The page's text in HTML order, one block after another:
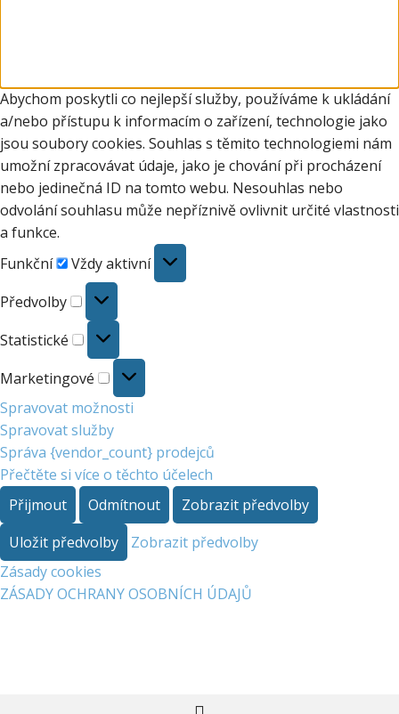
Abychom poskytli co nejlepší služby, používáme k ukládání
a/nebo přístupu k informacím o zařízení, technologie jako
jsou soubory cookies. Souhlas s těmito technologiemi nám
umožní zpracovávat údaje, jako je chování při procházení
nebo jedinečná ID na tomto webu. Nesouhlas nebo
odvolání souhlasu může nepříznivě ovlivnit určité vlastnosti
a funkce.
Funkční
Funkční
Vždy aktivní
Předvolby
Předvolby
Statistické Statistické
Marketingové
Marketingové
Spravovat možnosti
Spravovat služby
Správa {vendor_count} prodejců
Přečtěte si více o těchto účelech
Přijmout
Odmítnout
Zobrazit předvolby
Uložit předvolby
Zobrazit předvolby
Zásady cookies
ZÁSADY OCHRANY OSOBNÍCH ÚDAJŮ